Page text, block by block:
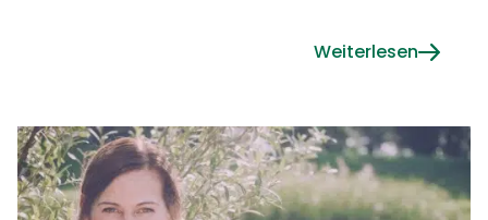
Weiterlesen